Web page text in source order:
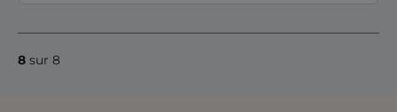
8 sur 8